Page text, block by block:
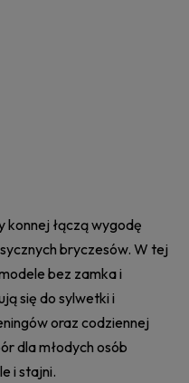
konnej łączą wygodę
bryczesów. W tej
bez zamka i
się do sylwetki i
oraz codziennej
dla młodych osób
i stajni.